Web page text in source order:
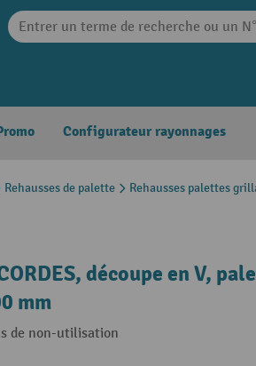
Configurateur rayonnages
Rehausses de palette Rehausses palettes
découpe en V,
mm
de non-utilisation